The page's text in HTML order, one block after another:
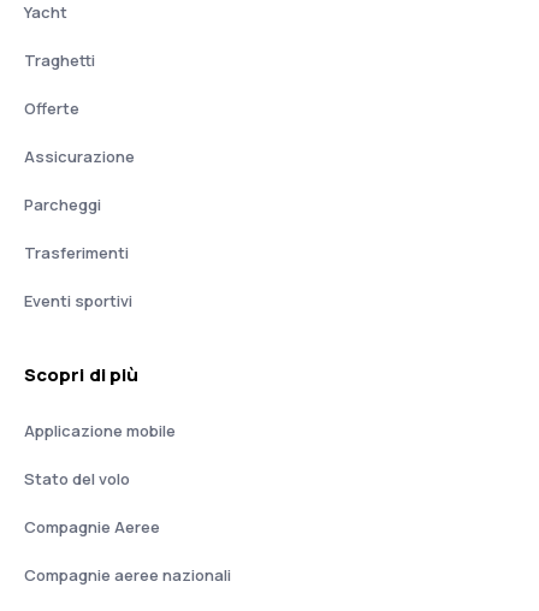
Yacht
Traghetti
Offerte
Assicurazione
Parcheggi
Trasferimenti
Eventi sportivi
Scopri di più
Applicazione mobile
Stato del volo
Compagnie Aeree
Compagnie aeree nazionali